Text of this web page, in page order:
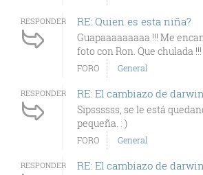
RESPONDER RE: Quien es esta niña?
Guapaaaaaaaaa !!! Me
foto con Ron. Que chulada
FORO General
RESPONDER RE: El cambiazo de darwin
Sipssssss, se le está
pequeña. : )
FORO General
RESPONDER RE: El cambiazo de darwin